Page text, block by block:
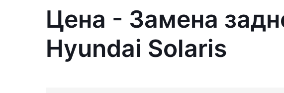
Цена - Замена
Hyundai Solaris